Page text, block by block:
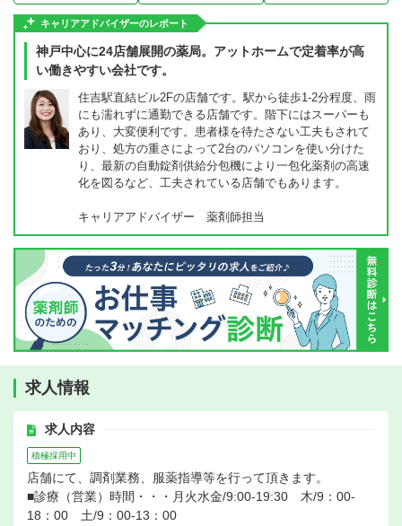
キャリアアドバイザーのレポート
神戸中心に24店舗展開の薬局。アットホームで定着率が高
い働きやすい会社です。
住吉駅直結ビル2Fの店舗です。駅から徒歩1-2分程度、雨
にも濡れずに通勤できる店舗です。階下にはスーパーも
あり、大変便利です。患者様を待たさない工夫もされて
おり、処方の重さによって2台のパソコンを使い分けた
り、最新の自動錠剤供給分包機により一包化薬剤の高速
化を図るなど、工夫されている店舗でもあります。
キャリアアドバイザー 薬剤師担当
求人情報
求人内容
積極採用中
店舗にて、調剤業務、服薬指導等を行って頂きます。
■診療（営業）時間・・・月火水金/9:00-19:30 木/9：00-
18：00 土/9：00-13：00